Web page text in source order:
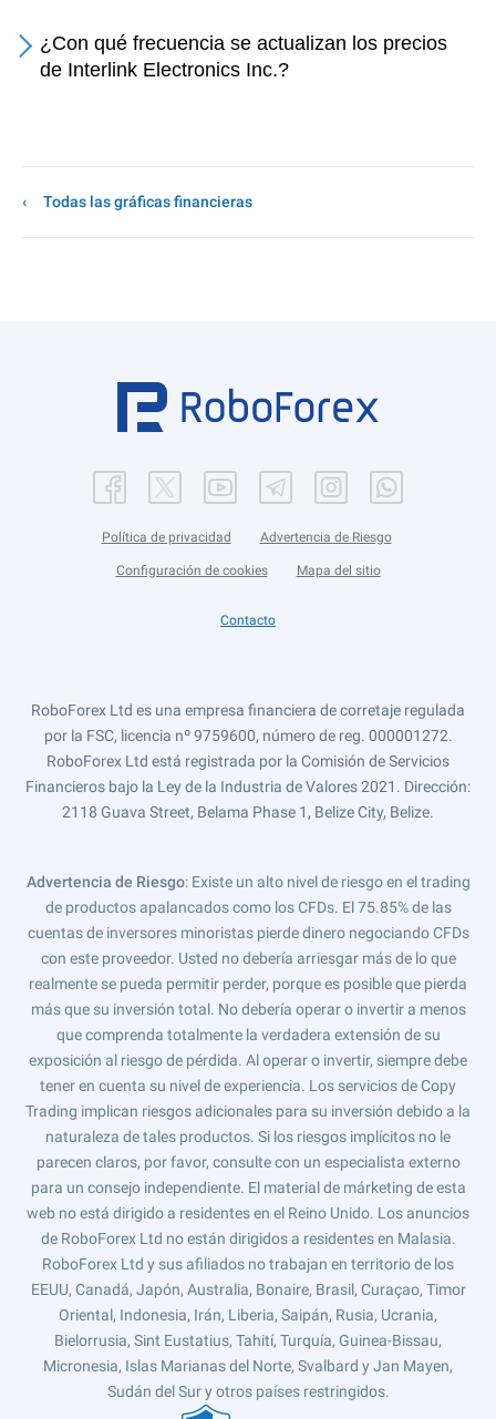
¿Con qué frecuencia se actualizan los precios
de Interlink Electronics Inc.?
Todas las gráficas financieras
Política de privacidad Advertencia de Riesgo
Configuración de cookies Mapa del sitio
Contacto
RoboForex Ltd es una empresa financiera de corretaje regulada
por la FSC, licencia nº 9759600, número de reg. 000001272.
RoboForex Ltd está registrada por la Comisión de Servicios
Financieros bajo la Ley de la Industria de Valores 2021. Dirección:
2118 Guava Street, Belama Phase 1, Belize City, Belize.
Advertencia de Riesgo: Existe un alto nivel de riesgo en el trading
de productos apalancados como los CFDs. El 75.85% de las
cuentas de inversores minoristas pierde dinero negociando CFDs
con este proveedor. Usted no debería arriesgar más de lo que
realmente se pueda permitir perder, porque es posible que pierda
más que su inversión total. No debería operar o invertir a menos
que comprenda totalmente la verdadera extensión de su
exposición al riesgo de pérdida. Al operar o invertir, siempre debe
tener en cuenta su nivel de experiencia. Los servicios de Copy
Trading implican riesgos adicionales para su inversión debido a la
naturaleza de tales productos. Si los riesgos implícitos no le
parecen claros, por favor, consulte con un especialista externo
para un consejo independiente. El material de márketing de esta
web no está dirigido a residentes en el Reino Unido. Los anuncios
de RoboForex Ltd no están dirigidos a residentes en Malasia.
RoboForex Ltd y sus afiliados no trabajan en territorio de los
EEUU, Canadá, Japón, Australia, Bonaire, Brasil, Curaçao, Timor
Oriental, Indonesia, Irán, Liberia, Saipán, Rusia, Ucrania,
Bielorrusia, Sint Eustatius, Tahití, Turquía, Guinea-Bissau,
Micronesia, Islas Marianas del Norte, Svalbard y Jan Mayen,
Sudán del Sur y otros países restringidos.